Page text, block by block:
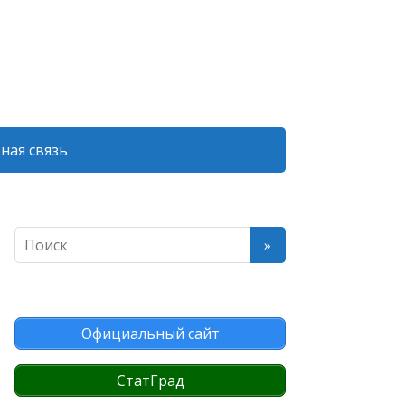
связь
Официальный сайт
СтатГрад